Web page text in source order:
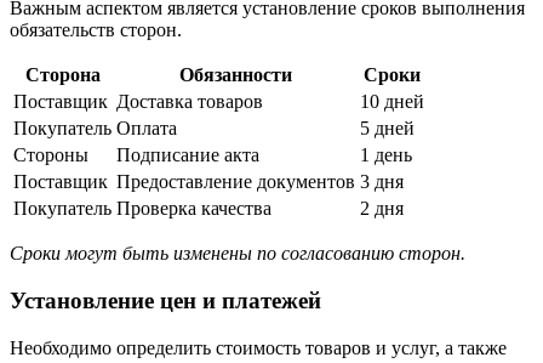
Важным аспектом является установление сроков выполнения
обязательств сторон.
Сторона Обязанности
Сроки
Поставщик Доставка товаров
10 дней
Покупатель Оплата
5 дней
Стороны
Подписание акта
1 день
Поставщик Предоставление документов 3 дня
Покупатель Проверка качества 2 дня
Сроки могут быть изменены по согласованию сторон.
Установление цен и платежей
Необходимо определить стоимость товаров и услуг, а также